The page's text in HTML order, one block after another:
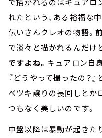
れたという、ある裕福な
伝いさんクレオの物語。
で淡々と描かれるんだけど
ですよね。 キュアロン自
『どうやって撮ったの？』
ベツキ譲りの長回しとか
つもなく美しいのです。
中盤以降は暴動が起きた